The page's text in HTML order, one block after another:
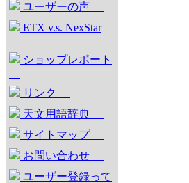
ユーザーの声
ETX v.s. NexStar
ショップレポート
リンク
天文用語辞典
サイトマップ
お問い合わせ
ユーザー登録って